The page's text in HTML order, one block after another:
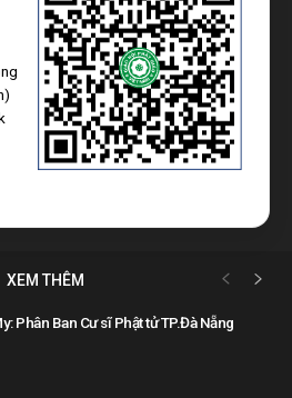
XEM THÊM
Phân Ban Cư sĩ Phật tử TP.Đà Nẵng